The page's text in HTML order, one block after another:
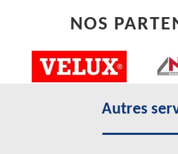
NOS
Autres